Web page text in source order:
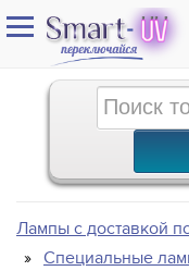
Лампы с доставкой
Специальные